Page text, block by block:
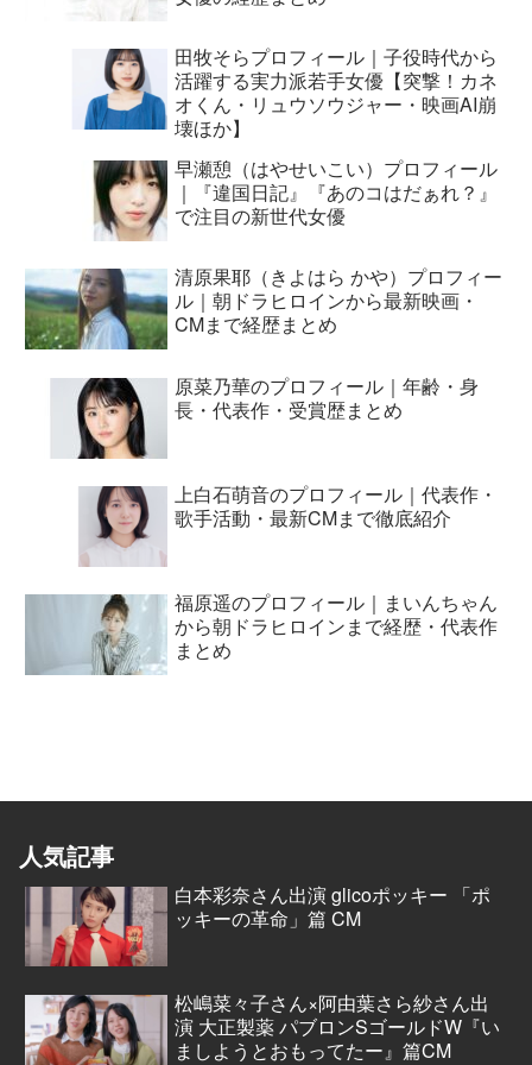
田牧そらプロフィール｜子役時代から
活躍する実力派若手女優【突撃！カネ
オくん・リュウソウジャー・映画AI崩
壊ほか】
早瀬憩（はやせいこい）プロフィール
｜『違国日記』『あのコはだぁれ？』
で注目の新世代女優
清原果耶（きよはら かや）プロフィー
ル｜朝ドラヒロインから最新映画・
CMまで経歴まとめ
原菜乃華のプロフィール｜年齢・身
長・代表作・受賞歴まとめ
上白石萌音のプロフィール｜代表作・
歌手活動・最新CMまで徹底紹介
福原遥のプロフィール｜まいんちゃん
から朝ドラヒロインまで経歴・代表作
まとめ
人気記事
白本彩奈さん出演 glicoポッキー 「ポ
ッキーの革命」篇 CM
松嶋菜々子さん×阿由葉さら紗さん出
演 大正製薬 パブロンSゴールドW『い
ましようとおもってたー』篇CM